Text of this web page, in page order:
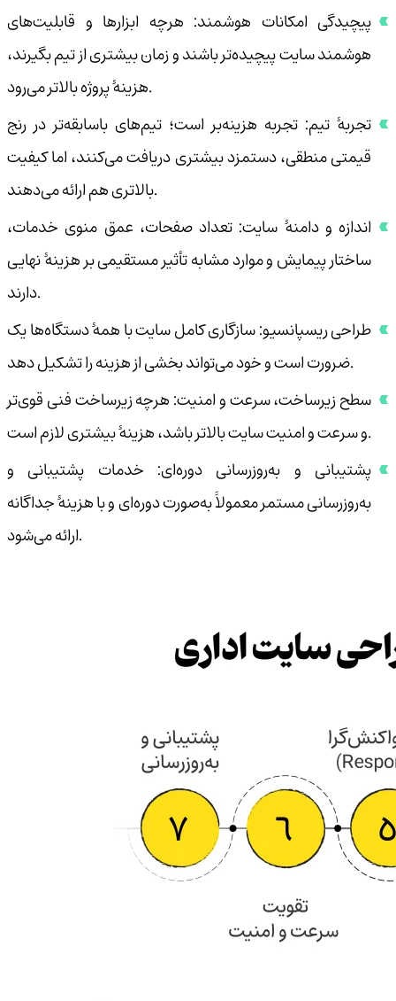
پیچیدگی امکانات هوشمند: هرچه ابزارها و قابلیت‌های
هوشمند سایت پیچیده‌تر باشند و زمان بیشتری از تیم بگیرند،
هزینهٔ پروژه بالاتر می‌رود.
تجربهٔ تیم: تجربه هزینه‌بر است؛ تیم‌های باسابقه‌تر در رنج
قیمتی منطقی، دستمزد بیشتری دریافت می‌کنند، اما کیفیت
بالاتری هم ارائه می‌دهند.
اندازه و دامنهٔ سایت: تعداد صفحات، عمق منوی خدمات،
ساختار پیمایش و موارد مشابه تأثیر مستقیمی بر هزینهٔ نهایی
دارند.
طراحی ریسپانسیو: سازگاری کامل سایت با همهٔ دستگاه‌ها یک
ضرورت است و خود می‌تواند بخشی از هزینه را تشکیل دهد.
سطح زیرساخت، سرعت و امنیت: هرچه زیرساخت فنی قوی‌تر
و سرعت و امنیت سایت بالاتر باشد، هزینهٔ بیشتری لازم است.
پشتیبانی و به‌روزرسانی دوره‌ای: خدمات پشتیبانی و
به‌روزرسانی مستمر معمولاً به‌صورت دوره‌ای و با هزینهٔ جداگانه
ارائه می‌شود.